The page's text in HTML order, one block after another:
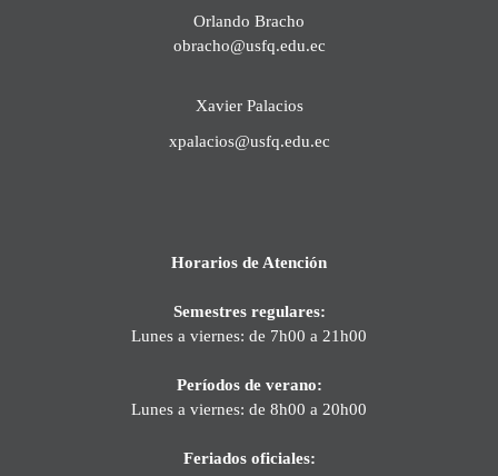
Orlando Bracho
obracho@usfq.edu.ec
Xavier Palacios
xpalacios@usfq.edu.ec
Horarios de Atención
Semestres regulares:
Lunes a viernes: de 7h00 a 21h00
Períodos de verano:
Lunes a viernes: de 8h00 a 20h00
Feriados oficiales: